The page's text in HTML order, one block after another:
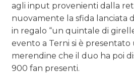
agli input provenienti dalla
nuovamente la sfida lanciata
in regalo “un quintale di
evento a Terni si è presentato
merendine che il duo ha poi
900 fan presenti.